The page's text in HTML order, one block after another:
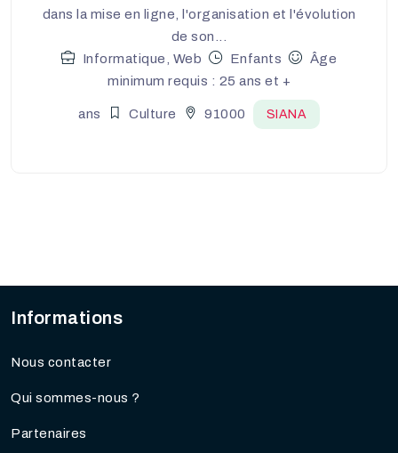
dans la mise en ligne, l'organisation et l'évolution
de son...
Informatique, Web
Enfants
Âge
minimum requis : 25 ans et +
ans Culture 91000 SIANA
Informations
Nous contacter
Qui sommes-nous ?
Partenaires